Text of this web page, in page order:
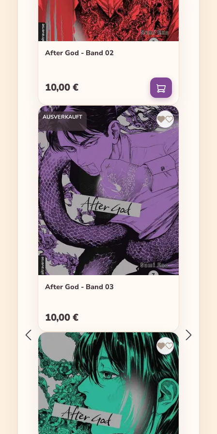
After God - Band 02
Regulärer Preis:
10,00 €
AUSVERKAUFT
After God - Band 03
Regulärer Preis:
10,00 €